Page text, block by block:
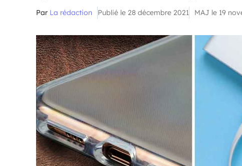
Par La rédaction Publié le 28 décembre 2021 MAJ le 19